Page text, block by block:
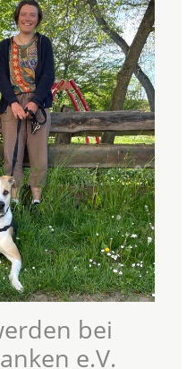
bei
e.V.